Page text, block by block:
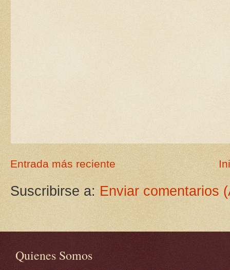
Entrada más reciente
Suscribirse a: Enviar comentarios
Quienes Somos